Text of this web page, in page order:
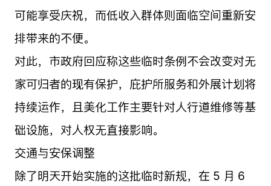
可能享受庆祝，而低收入群体则面临空间重新安
排带来的不便。
对此，市政府回应称这些临时条例不会改变对无
家可归者的现有保护，庇护所服务和外展计划将
持续运作，且美化工作主要针对人行道维修等基
础设施，对人权无直接影响。
交通与安保调整
除了明天开始实施的这批临时新规，在 5 月 6